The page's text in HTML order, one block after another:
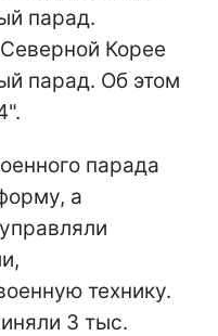
парад.
Корее
парад. Об этом
парада
а
технику.
3 тыс.